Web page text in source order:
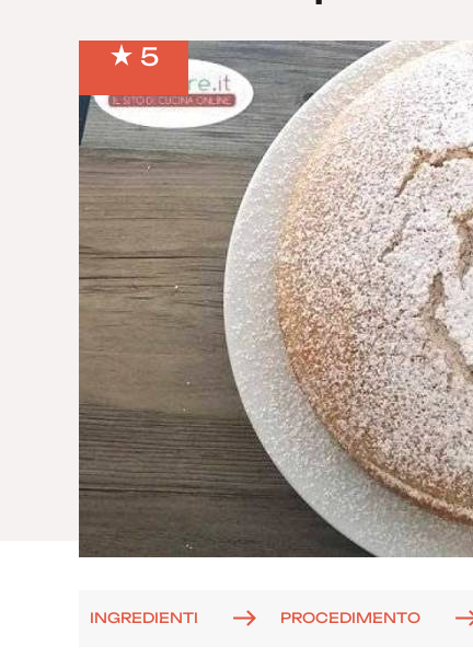
5
INGREDIENTI PROCEDIMENTO